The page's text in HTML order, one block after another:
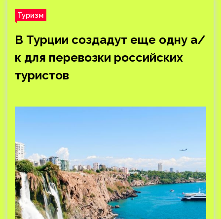
Туризм
В Турции создадут еще одну а/
к для перевозки российских
туристов